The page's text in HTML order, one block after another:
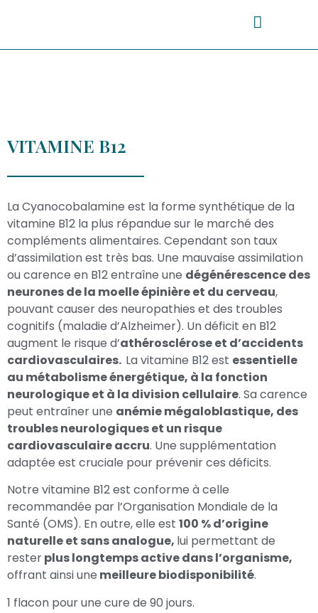
VITAMINE B12
La Cyanocobalamine est la forme synthétique de la
vitamine B12 la plus répandue sur le marché des
compléments alimentaires. Cependant son taux
d’assimilation est très bas. Une mauvaise assimilation
ou carence en B12 entraîne une dégénérescence des
neurones de la moelle épinière et du cerveau,
pouvant causer des neuropathies et des troubles
cognitifs (maladie d’Alzheimer). Un déficit en B12
augment le risque d’athérosclérose et d’accidents
cardiovasculaires. La vitamine B12 est essentielle
au métabolisme énergétique, à la fonction
neurologique et à la division cellulaire. Sa carence
peut entraîner une anémie mégaloblastique, des
troubles neurologiques et un risque
cardiovasculaire accru. Une supplémentation
adaptée est cruciale pour prévenir ces déficits.
Notre vitamine B12 est conforme à celle
recommandée par l’Organisation Mondiale de la
Santé (OMS). En outre, elle est 100 % d’origine
naturelle et sans analogue, lui permettant de
resterplus longtemps active dans l’organisme,
offrant ainsi une meilleure biodisponibilité.
1 flacon pour une cure de 90 jours.